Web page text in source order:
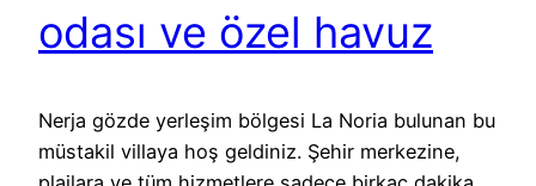
odası ve özel havuz
Nerja gözde yerleşim bölgesi La Noria bulunan bu
müstakil villaya hoş geldiniz. Şehir merkezine,